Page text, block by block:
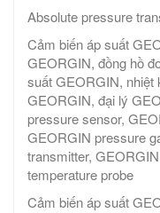
Absolute pressure
Cảm biến áp suất
GEORGIN, đồng hồ
suất GEORGIN, nhiệt
GEORGIN, đại lý
pressure sensor,
GEORGIN pressure
transmitter,
temperature probe
Cảm biến áp suất